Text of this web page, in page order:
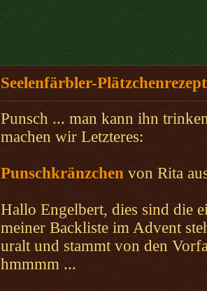
Seelenfärbler-
Punsch ... man kann ihn
machen wir Letzteres:
Punschkränzchenvon Rita
Hallo Engelbert, dies sind die
meiner Backliste im Advent
uralt und stammt von den
hmmmm ...